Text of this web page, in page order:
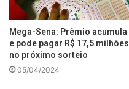
Mega-Sena: Prêmio acumula
e pode pagar R$ 17,5 milhões
no próximo sorteio
05/04/2024